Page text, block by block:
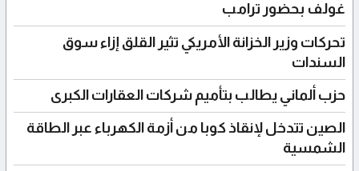
غولف بحضور ترامب
تحركات وزير الخزانة الأمريكي تثير القلق إزاء سوق
السندات
حزب ألماني يطالب بتأميم شركات العقارات الكبرى
الصين تتدخل لإنقاذ كوبا من أزمة الكهرباء عبر الطاقة
الشمسية